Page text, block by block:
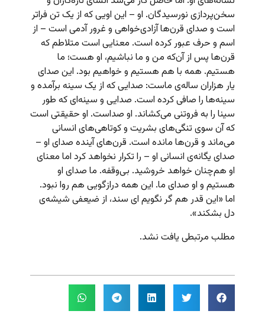
سخن‌پردازی نورسیدگان. او – این اویی که از یک تن فراتر
است و صدای قرن‌ها آزادی‌خواهی و غرور آدمی است – از
اسم و حرف عبور کرده است. معنایی است متلاطم که
قرن‌ها پس از آن‌که من و ما نباشیم، او هست؛ ما
هستیم. همه با هم هستیم و خواهیم بود. این صدای
یار هزاران ساله‌ی ماست: صدایی که از یک سینه برآمده و
سینه‌ها را صافی کرده است. صدایی و سینه‌ای که طور
سینا را به فروتنی می‌کشاند. او صداست. او حقیقتی است
که آن سوی تنگی‌های بشریت و کوتاهی‌های انسانی
می‌ماند و قرن‌ها مانده است. قرن‌های آینده صدای او –
صدای یگانه‌ی انسانی او – را تکرار نخواهد کرد اما معنای
او هم‌چنان خواهد خروشید. بی‌وقفه. ما صدای او
هستیم و او صدای ما. این همه درازگویی هم روا نبود.
اما «این قدر هم گر نگویم ای سند، از ضیعفی شیشه‌ی
دل بشکند».
مطلب مرتبطی یافت نشد.